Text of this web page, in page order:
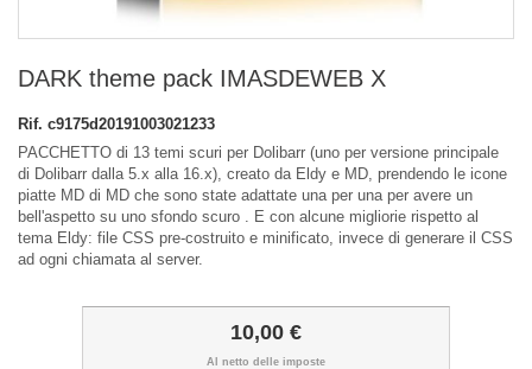
DARK theme pack IMASDEWEB X
Rif. c9175d20191003021233
PACCHETTO di 13 temi scuri per Dolibarr (uno per versione principale
di Dolibarr dalla 5.x alla 16.x), creato da Eldy e MD, prendendo le icone
piatte MD di MD che sono state adattate una per una per avere un
bell'aspetto su uno sfondo scuro . E con alcune migliorie rispetto al
tema Eldy: file CSS pre-costruito e minificato, invece di generare il CSS
ad ogni chiamata al server.
10,00 €
Al netto delle imposte